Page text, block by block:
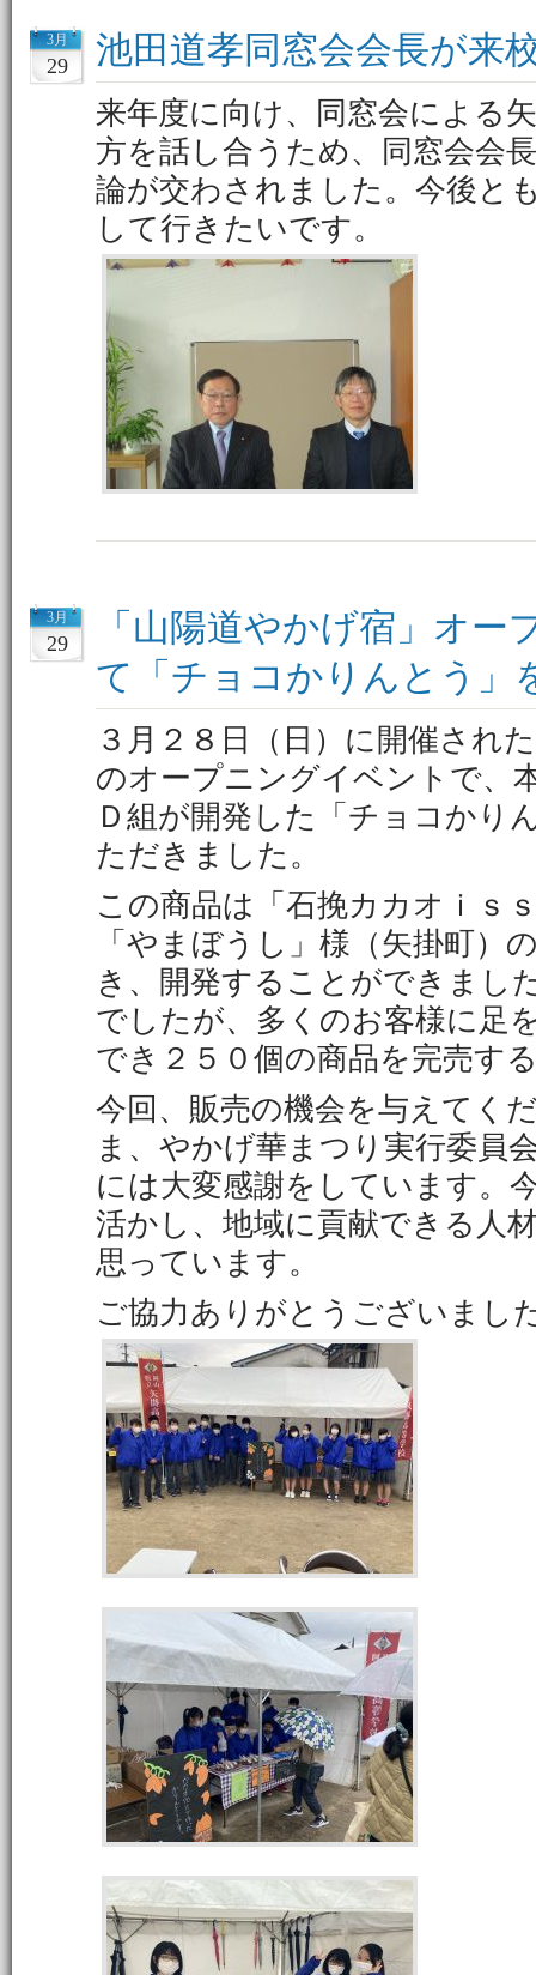
3月
29 池田道孝同窓会会長が来
来年度に向け、同窓会による
方を話し合うため、同窓会会
論が交わされました。今後と
して行きたいです。
3月
29
「山陽道やかげ宿」オ
て「チョコかりんとう」
３月２８日（日）に開催され
のオープニングイベントで、
Ｄ組が開発した「チョコかり
ただきました。
この商品は「石挽カカオｉｓ
「やまぼうし」様（矢掛町）
き、開発することができまし
でしたが、多くのお客様に足
でき２５０個の商品を完売す
今回、販売の機会を与えてく
ま、やかげ華まつり実行委員
には大変感謝をしています。
活かし、地域に貢献できる人
思っています。
ご協力ありがとうございまし